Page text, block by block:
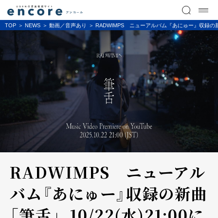
TOP NEWS 動画／音声あり RADWIMPS ニューアルバム『あにゅー』収録の
RADWIMPS ニューアル
バム『あにゅー』収録の新曲